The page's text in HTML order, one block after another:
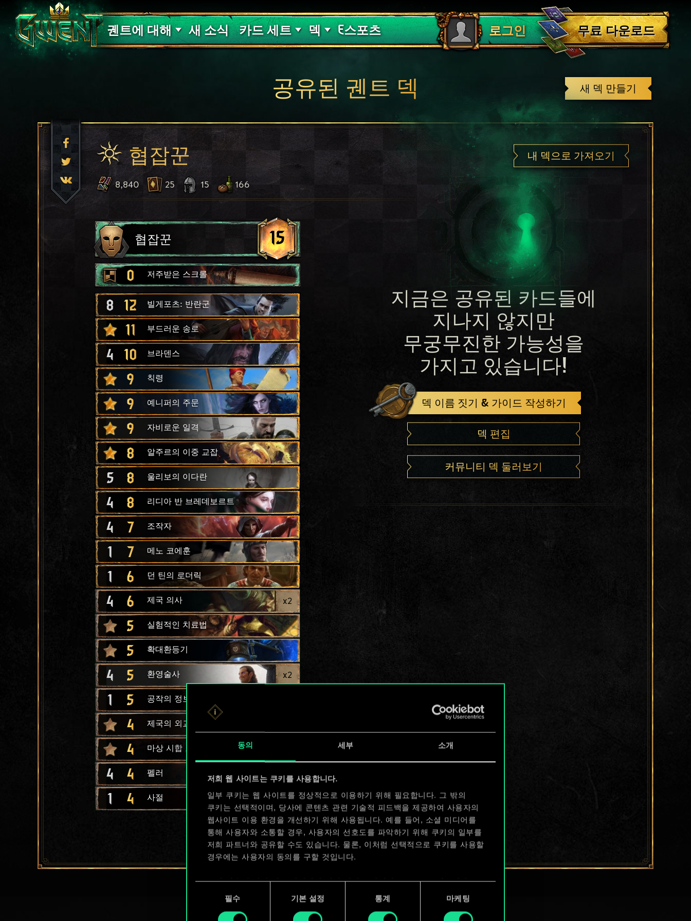
동의 세부 소개
저희 웹 사이트는 쿠키를 사용합니다.
일부 쿠키는 웹 사이트를 정상적으로 이용하기 위해 필요합니다. 그 밖의
쿠키는 선택적이며, 당사에 콘텐츠 관련 기술적 피드백을 제공하여 사용자의
웹사이트 이용 환경을 개선하기 위해 사용됩니다. 예를 들어, 소셜 미디어를
통해 사용자와 소통할 경우, 사용자의 선호도를 파악하기 위해 쿠키의 일부를
저희 파트너와 공유할 수도 있습니다. 물론, 이처럼 선택적으로 쿠키를 사용할
경우에는 사용자의 동의를 구할 것입니다.
쿠키 사용에 관한 세부 사항이나 관련 설정은 아래의 "Settings" 메뉴에서
확인할 수 있습니다.
필수 기본 설정 통계 마케팅
궨트에 대해
고객 지원
새 소식 카드 세트
핏빛 저주
덱
덱 가이드
E스포츠 로그인
로그아웃
무료 다운로드
새 덱 만들기
공유된 궨트 덱
협잡꾼 내 덱으로 가져오기
8,840 25 15 166
협잡꾼 15
0 저주받은 스크롤
8 12 빌게포츠: 반란군
11 부드러운 송로
4 10 브라덴스
9 칙령
9 예니퍼의 주문
9 자비로운 일격
8 알주르의 이중 교잡
5 8 울리보의 이다란
4 8 리디아 반 브레데보르트
4 7 조작자
1 7 메노 코에훈
1 6 던 틴의 로더릭
4 6 제국 의사 x2
5 실험적인 치료법
5 확대환등기
4 5 환영술사 x2
1 5 공작의 정보원
4 제국의 외교
4 마상 시합 토너먼트
4 4 펠러
1 4 사절
지금은 공유된 카드들에
지나지 않지만
무궁무진한 가능성을
가지고 있습니다!
덱 이름 짓기 & 가이드 작성하기
덱 편집
커뮤니티 덱 둘러보기